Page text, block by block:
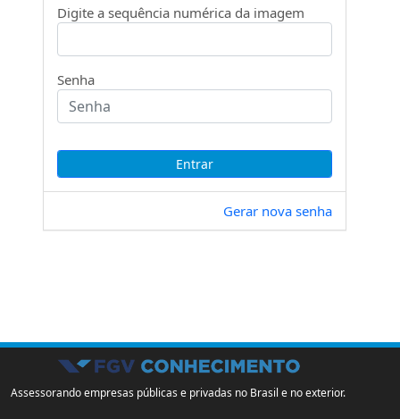
Digite a sequência numérica da imagem
Senha
Gerar nova senha
Assessorando empresas públicas e privadas no Brasil e no exterior.